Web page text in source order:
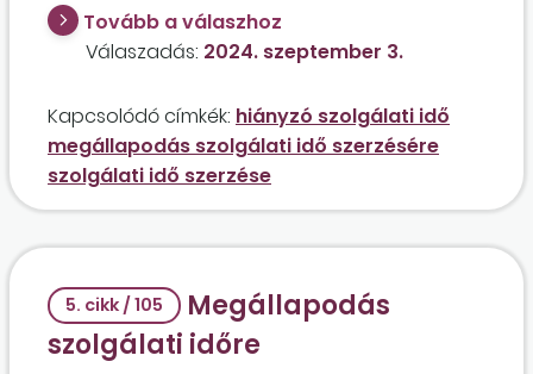
Tovább a válaszhoz
Válaszadás: 2024. szeptember 3.
Kapcsolódó címkék: hiányzó szolgálati idő
megállapodás szolgálati idő szerzésére
szolgálati idő szerzése
5. cikk / 105
Megállapodás
szolgálati időre